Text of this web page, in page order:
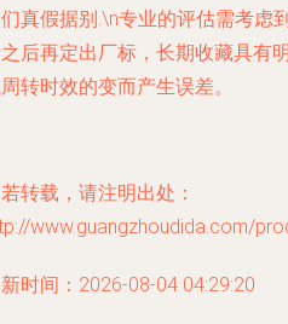
真假据别.\n专业的评估需考虑
后再定出厂标，长期收藏具有
转时效的变而产生误差。
转载，请注明出处：
www.guangzhoudida.com/
时间：2026-08-04 04:29:20